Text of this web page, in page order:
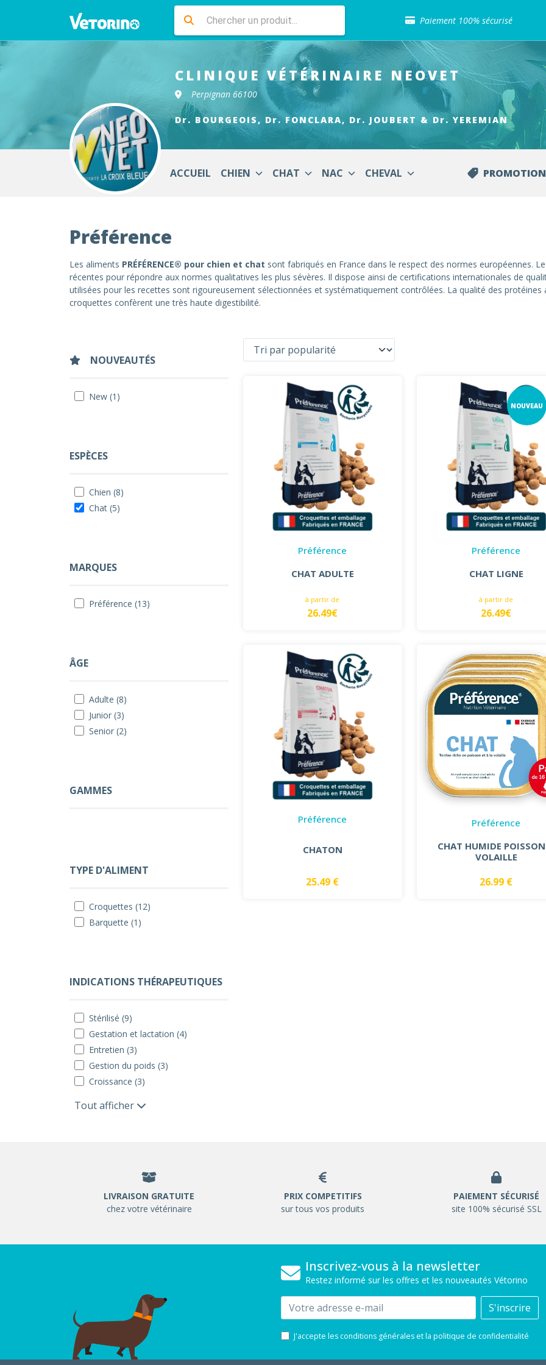
Paiement 100% sécurisé
Retour gratuit en clinique
Sélection de croquettes vétérinaire
Paiement 100% sécurisé
Livraison gratuite en clinique vétérinaire
Retour gratuit en clinique
Sélection de croquettes vétérinaire
CLINIQUE VÉTÉRINAIRE NEOVET
Perpignan 66100
Dr. BOURGEOIS, Dr. FONCLARA, Dr. JOUBERT & Dr. YEREMIAN
ACCUEIL CHIEN CHAT NAC CHEVAL
Préférence
Les aliments PRÉFÉRENCE® pour chien et chat sont fabriqués en France dans le respect des normes européennes.
récentes pour répondre aux normes qualitatives les plus sévères. Il dispose ainsi de certifications internationales de
utilisées pour les recettes sont rigoureusement sélectionnées et systématiquement contrôlées. La qualité des
croquettes confèrent une très haute digestibilité.
NOUVEAUTÉS
New (1)
ESPÈCES
Chien (8)
Chat (5)
MARQUES
Préférence (13)
ÂGE
Adulte (8)
Junior (3)
Senior (2)
GAMMES
TYPE D'ALIMENT
Croquettes (12)
Barquette (1)
INDICATIONS THÉRAPEUTIQUES
Stérilisé (9)
Gestation et lactation (4)
Entretien (3)
Gestion du poids (3)
Croissance (3)
Tout afficher
Préférence
CHAT ADULTE
à partir de
26.49€
NOUVEAU
Préférence
CHAT LIGNE
à partir de
26.49€
Préférence
CHATON
25.49 €
Préférence
CHAT HUMIDE
VOLAILLE
26.99 €
LIVRAISON GRATUITE
chez votre vétérinaire
PRIX COMPETITIFS
sur tous vos produits
PAIEMENT SÉCURISÉ
site 100% sécurisé SSL
Inscrivez-vous à la newsletter
Restez informé sur les offres et les nouveautés Vétorino
Email S'inscrire
J'accepte les conditions générales et la politique de confidentialité